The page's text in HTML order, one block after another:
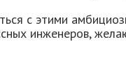
с этими
инженеров,